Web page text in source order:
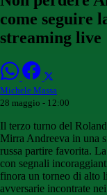
come seguire
streaming live
Michele Massa
28 maggio - 12:00
Il terzo turno del
Mirra Andreeva in una
russa partire favorita.
con segnali
finora un torneo di alto
avversarie incontrate